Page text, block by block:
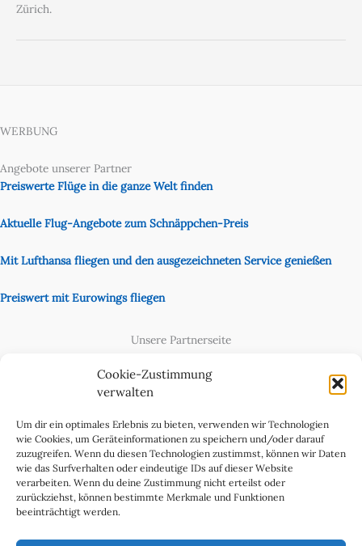
Cookie-Zustimmung
verwalten
Um dir ein optimales Erlebnis zu bieten, verwenden wir Technologien
wie Cookies, um Geräteinformationen zu speichern und/oder darauf
zuzugreifen. Wenn du diesen Technologien zustimmst, können wir Daten
wie das Surfverhalten oder eindeutige IDs auf dieser Website
verarbeiten. Wenn du deine Zustimmung nicht erteilst oder
zurückziehst, können bestimmte Merkmale und Funktionen
beeinträchtigt werden.
Zürich.
WERBUNG
Angebote unserer Partner
Preiswerte Flüge in die ganze Welt finden
Aktuelle Flug-Angebote zum Schnäppchen-Preis
Mit Lufthansa fliegen und den ausgezeichneten Service genießen
Preiswert mit Eurowings fliegen
Unsere Partnerseite
Cookie-Richtlinie (EU)